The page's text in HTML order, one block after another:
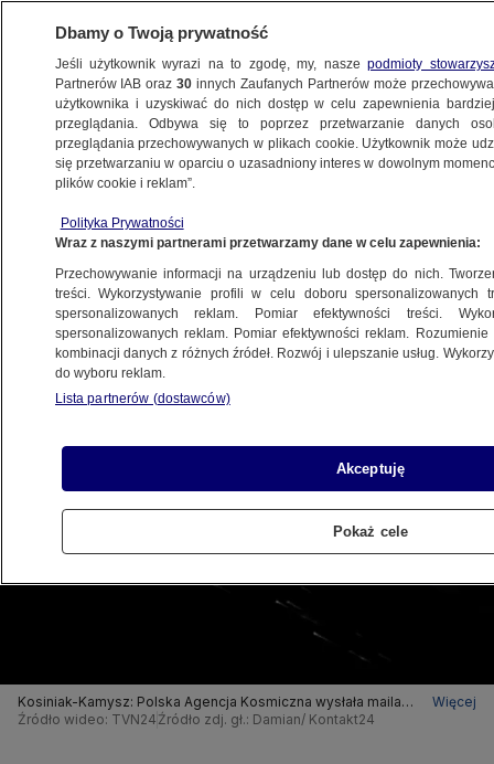
POLSKA
Agencja Kosmiczna wysłała maila
na nieaktualny adres
20.02.2025, 07:54
Udostępnij
Kosiniak-Kamysz: Polska Agencja Kosmiczna wysłała maila
na nieaktualny adres
Więcej
Źródło wideo: TVN24 Źródło zdj. gł.: Damian/ Kontakt24
Dbamy o Twoją prywatność
Jeśli użytkownik wyrazi na to zgodę, my, naszepodmioty
Partnerów IAB oraz30 innych Zaufanych Partnerów może
użytkownika i uzyskiwać do nich dostęp w celu zapewnienia
przeglądania. Odbywa się to poprzez przetwarzanie danych
przeglądania przechowywanych w plikach cookie. Użytkownik może
się przetwarzaniu w oparciu o uzasadniony interes w dowolnym
plików cookie i reklam”.
Polityka Prywatności
Wraz z naszymi partnerami przetwarzamy dane w celu zapewnienia:
Przechowywanie informacji na urządzeniu lub dostęp do nich.
treści. Wykorzystywanie profili w celu doboru spersonalizowanych
spersonalizowanych reklam. Pomiar efektywności treści.
spersonalizowanych reklam. Pomiar efektywności reklam.
kombinacji danych z różnych źródeł. Rozwój i ulepszanie usług.
do wyboru reklam.
Lista partnerów (dostawców)
Akceptuję
Pokaż cele